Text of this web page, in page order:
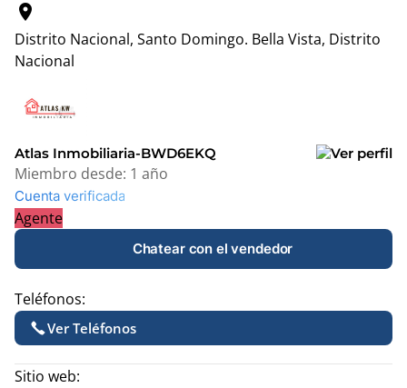
location_on
Distrito Nacional, Santo Domingo. Bella Vista, Distrito
Nacional
+
−
Atlas Inmobiliaria-BWD6EKQ
Miembro desde: 1 año
Cuenta verificada
Agente
Chatear con el vendedor
Teléfonos:
Ver Teléfonos
Sitio web: